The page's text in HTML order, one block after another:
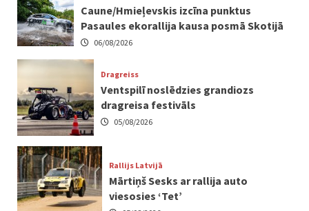
Caune/Hmieļevskis izcīna punktus
Pasaules ekorallija kausa posmā Skotijā
06/08/2026
Dragreiss
Ventspilī noslēdzies grandiozs
dragreisa festivāls
05/08/2026
Rallijs Latvijā
Mārtiņš Sesks ar rallija auto
viesosies ‘Tet’